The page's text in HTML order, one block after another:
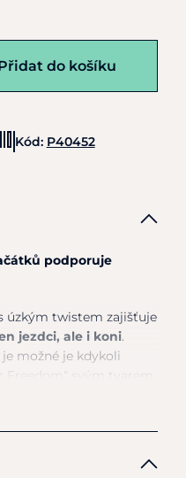
do košíku
Kód: P40452
podporuje
úzkým twistem zajišťuje
jezdci, ale i koni.
možné je kdykoli
svým tvarem